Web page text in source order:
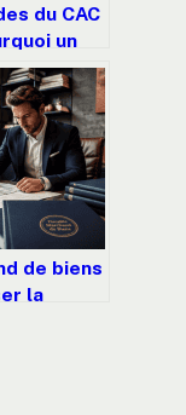
du CAC
un
élevé
un
de biens
la